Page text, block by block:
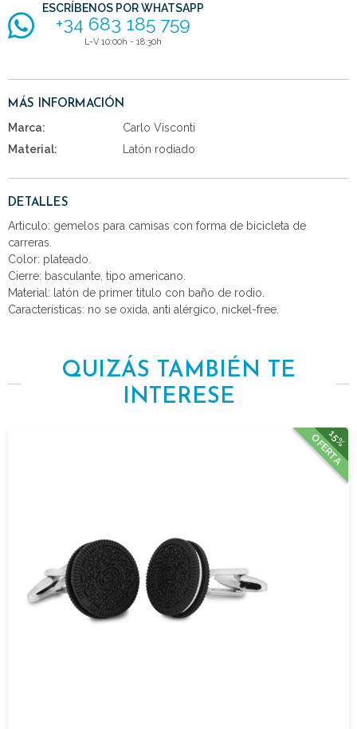
ESCRÍBENOS POR WHATSAPP
+34 683 185 759
L-V 10:00h - 18:30h
MÁS INFORMACIÓN
Marca:
Carlo Visconti
Material:
Latón rodiado
DETALLES
Articulo: gemelos para camisas con forma de bicicleta de
carreras.
Color: plateado.
Cierre: basculante, tipo americano.
Material: latón de primer titulo con baño de rodio.
Características: no se oxida, anti alérgico, nickel-free.
QUIZÁS TAMBIÉN TE
INTERESE
15%
OFERTA